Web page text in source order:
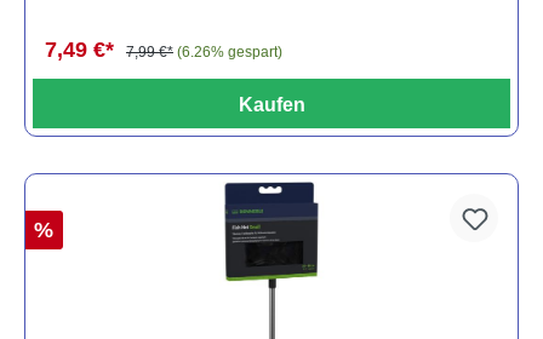
7,49 €* 7,99 €* (6.26% gespart)
Kaufen
%